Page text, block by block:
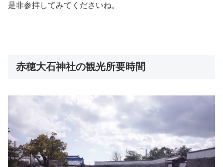
是非参拝してみてくださいね。
赤穂大石神社の観光所要時間